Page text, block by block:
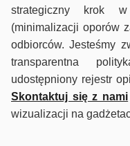
strategiczny krok
(minimalizacji oporów
odbiorców. Jesteśmy
transparentna
udostępniony rejestr
Skontaktuj się z nami
wizualizacji na